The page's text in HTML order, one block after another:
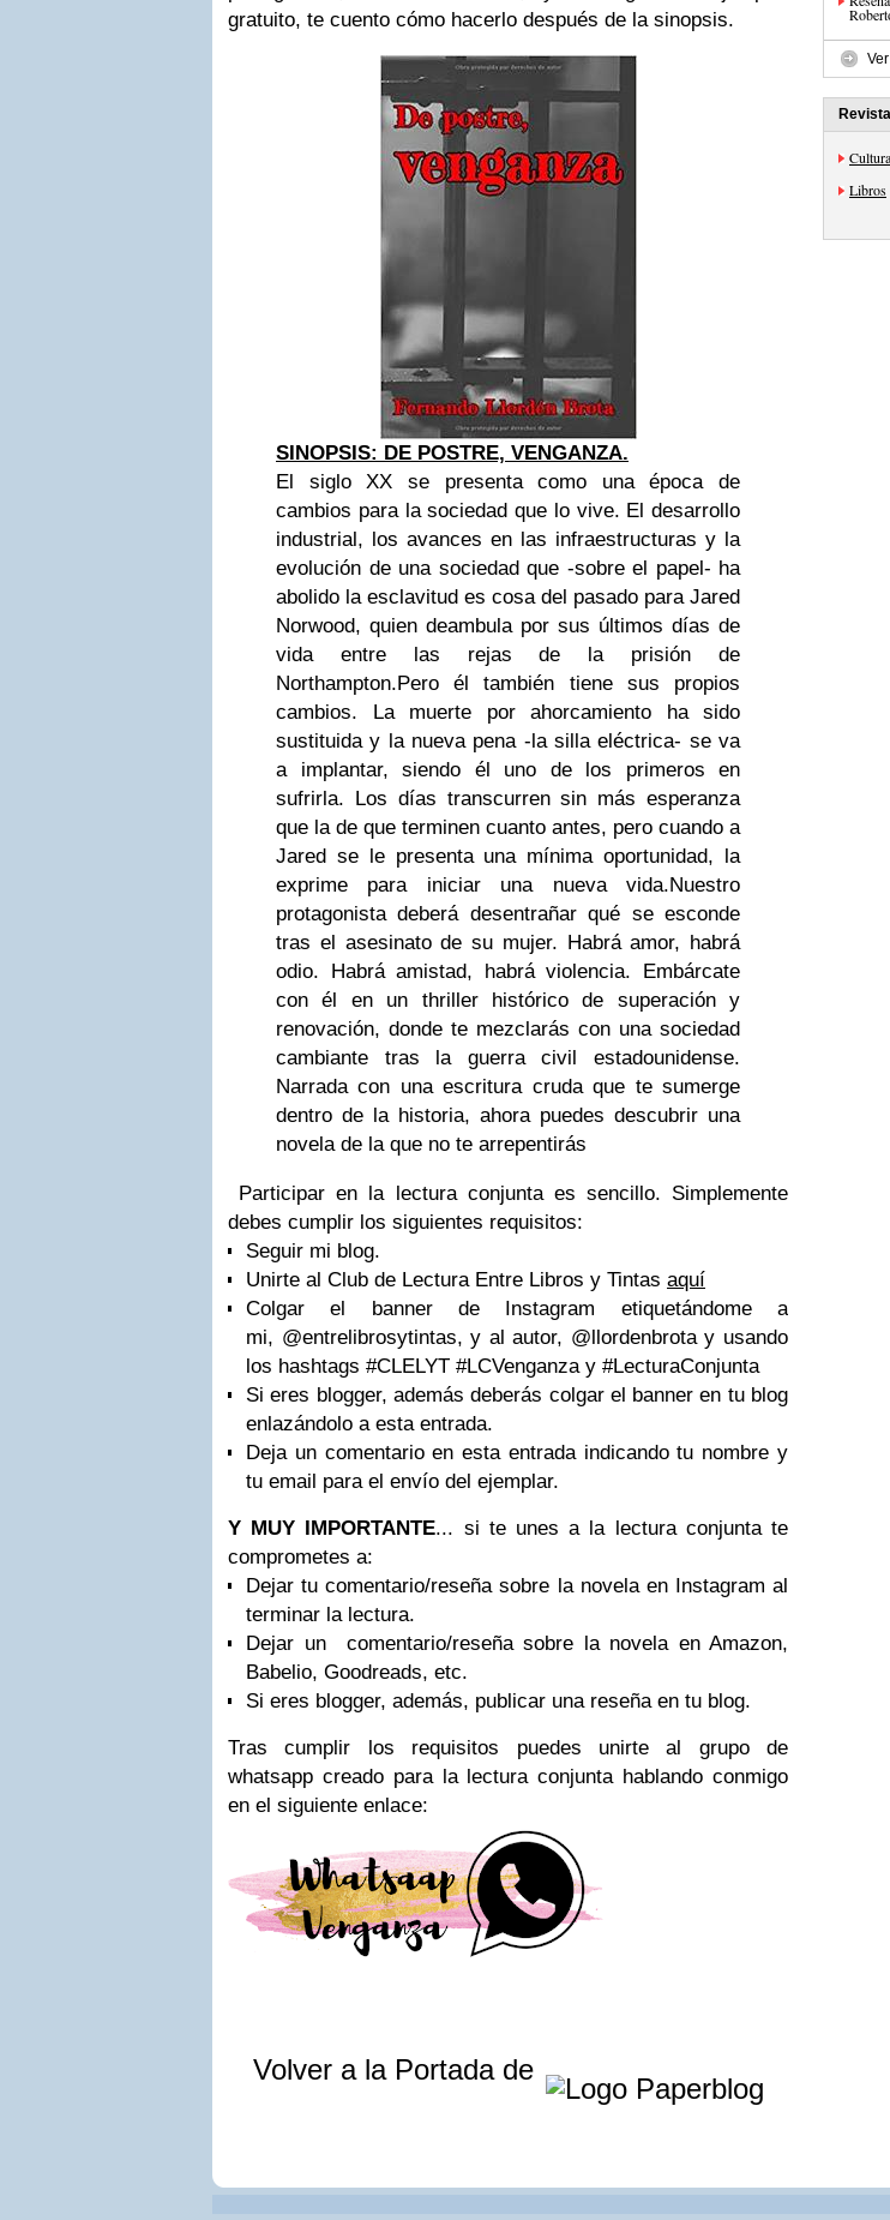
gratuito, te cuento cómo hacerlo después de la sinopsis.
SINOPSIS: DE POSTRE, VENGANZA.
El siglo XX se presenta como una época de
cambios para la sociedad que lo vive. El desarrollo
industrial, los avances en las infraestructuras y la
evolución de una sociedad que -sobre el papel- ha
abolido la esclavitud es cosa del pasado para Jared
Norwood, quien deambula por sus últimos días de
vida entre las rejas de la prisión de
Northampton.Pero él también tiene sus propios
cambios. La muerte por ahorcamiento ha sido
sustituida y la nueva pena -la silla eléctrica- se va
a implantar, siendo él uno de los primeros en
sufrirla. Los días transcurren sin más esperanza
que la de que terminen cuanto antes, pero cuando a
Jared se le presenta una mínima oportunidad, la
exprime para iniciar una nueva vida.Nuestro
protagonista deberá desentrañar qué se esconde
tras el asesinato de su mujer. Habrá amor, habrá
odio. Habrá amistad, habrá violencia. Embárcate
con él en un thriller histórico de superación y
renovación, donde te mezclarás con una sociedad
cambiante tras la guerra civil estadounidense.
Narrada con una escritura cruda que te sumerge
dentro de la historia, ahora puedes descubrir una
novela de la que no te arrepentirás
Participar en la lectura conjunta es sencillo. Simplemente
debes cumplir los siguientes requisitos:
Seguir mi blog.
Unirte al Club de Lectura Entre Libros y Tintas aquí
Colgar el banner de Instagram etiquetándome a
mi, @entrelibrosytintas, y al autor, @llordenbrota y usando
los hashtags #CLELYT #LCVenganza y #LecturaConjunta
Si eres blogger, además deberás colgar el banner en tu blog
enlazándolo a esta entrada.
Deja un comentario en esta entrada indicando tu nombre y
tu email para el envío del ejemplar.
Y MUY IMPORTANTE... si te unes a la lectura conjunta te
comprometes a:
Dejar tu comentario/reseña sobre la novela en Instagram al
terminar la lectura.
Dejar un comentario/reseña sobre la novela en Amazon,
Babelio, Goodreads, etc.
Si eres blogger, además, publicar una reseña en tu blog.
Tras cumplir los requisitos puedes unirte al grupo de
whatsapp creado para la lectura conjunta hablando conmigo
en el siguiente enlace:
Volver a la Portada de
Libros